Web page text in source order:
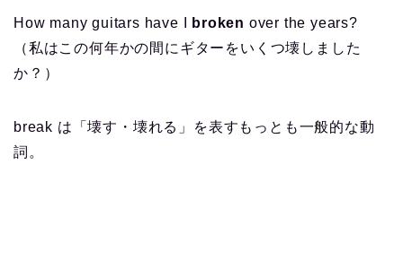
How many guitars have I broken over the years?
（私はこの何年かの間にギターをいくつ壊しました
か？）
break は「壊す・壊れる」を表すもっとも一般的な動
詞。